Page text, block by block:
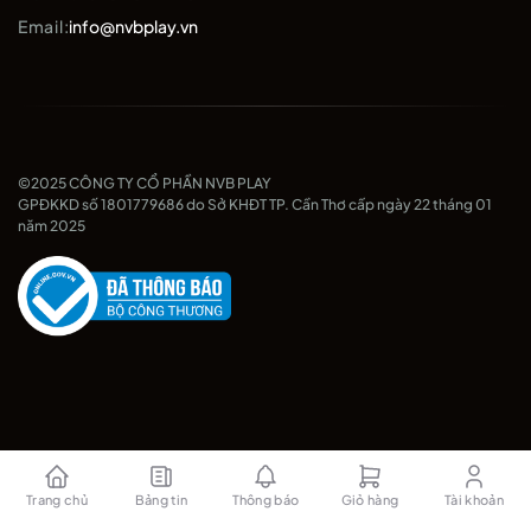
Email:info@nvbplay.vn
©2025 CÔNG TY CỔ PHẦN NVB PLAY
GPĐKKD số 1801779686 do Sở KHĐT TP. Cần Thơ cấp ngày 22 tháng 01
năm 2025
Trang chủ Bảng tin Thông báo Giỏ hàng Tài khoản